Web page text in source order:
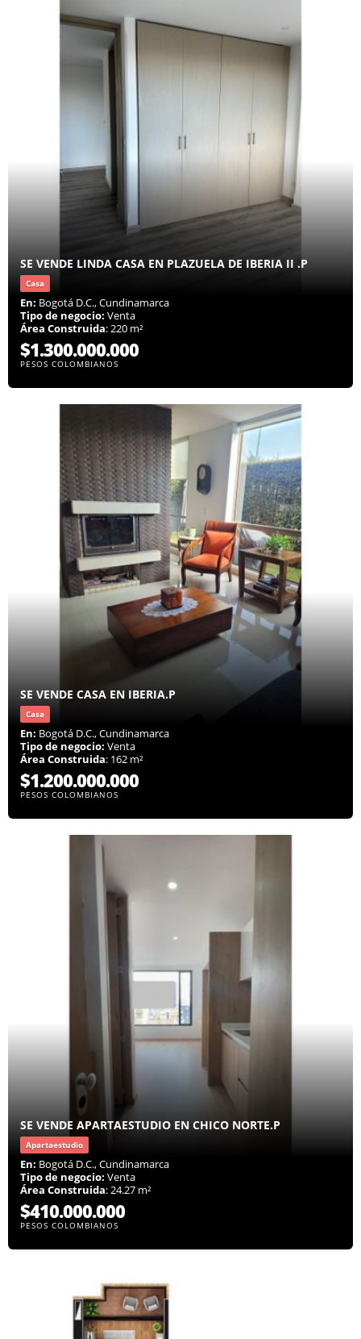
SE VENDE LINDA CASA EN PLAZUELA DE IBERIA II .P
Casa
En: Bogotá D.C., Cundinamarca
Tipo de negocio: Venta
Área Construida: 220 m²
$1.300.000.000
PESOS COLOMBIANOS
SE VENDE CASA EN IBERIA.P
Casa
En: Bogotá D.C., Cundinamarca
Tipo de negocio: Venta
Área Construida: 162 m²
$1.200.000.000
PESOS COLOMBIANOS
SE VENDE APARTAESTUDIO EN CHICO NORTE.P
Apartaestudio
En: Bogotá D.C., Cundinamarca
Tipo de negocio: Venta
Área Construida: 24.27 m²
$410.000.000
PESOS COLOMBIANOS